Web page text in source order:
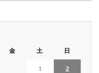
金 土 日
1 2